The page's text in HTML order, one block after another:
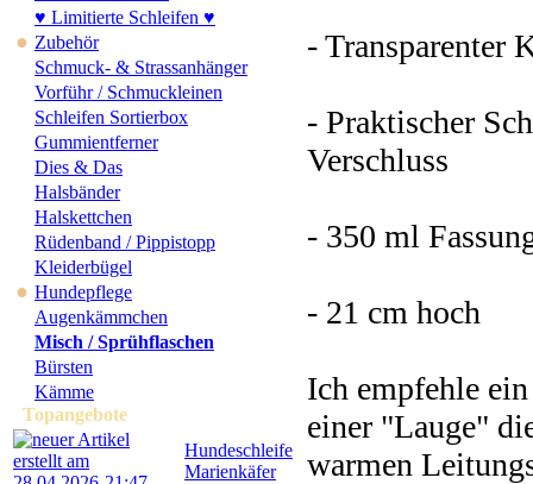
♥ Limitierte Schleifen ♥
● Zubehör
Schmuck- & Strassanhänger
Vorführ / Schmuckleinen
Schleifen Sortierbox
Gummientferner
Dies & Das
Halsbänder
Halskettchen
Rüdenband / Pippistopp
Kleiderbügel
● Hundepflege
Augenkämmchen
Misch / Sprühflaschen
Bürsten
Kämme
Topangebote
Hundeschleife
Marienkäfer
- Transparenter
- Praktischer
Verschluss
- 350 ml
- 21 cm hoch
Ich empfehle
einer "Lauge"
warmen